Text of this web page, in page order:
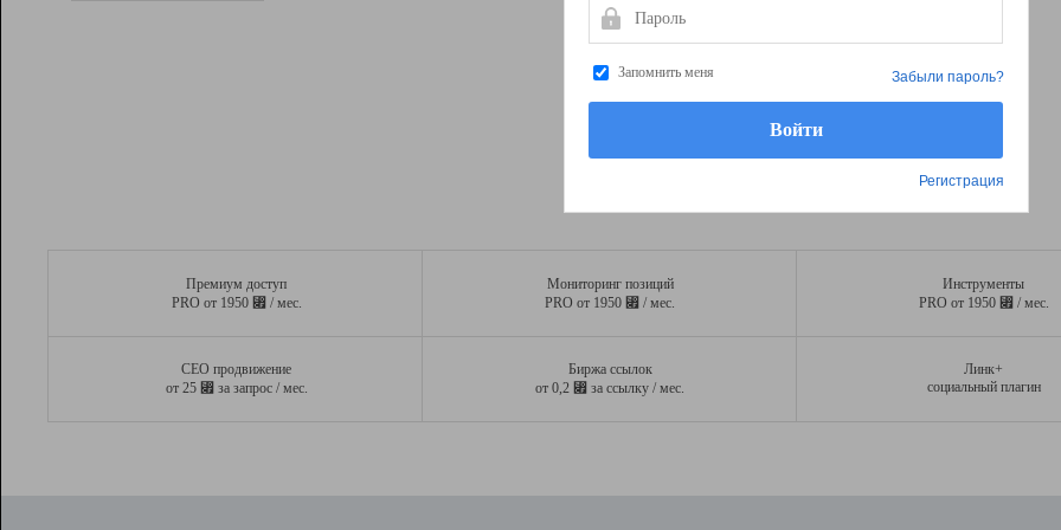
Премиум доступ
PRO от 1950 ⃏ / мес.
Мониторинг позиций
PRO от 1950 ⃏ / мес.
Инструменты
PRO от 1950 ⃏ / мес.
СЕО продвижение
от 25 ⃏ за запрос / мес.
Биржа ссылок
от 0,2 ⃏ за ссылку / мес.
Линк+
социальный плагин
Пароль
Запомнить меня
Регистрация
Забыли пароль?